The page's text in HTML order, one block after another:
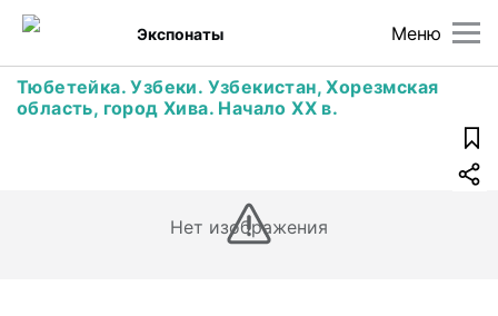
Меню
Экспонаты
Тюбетейка. Узбеки. Узбекистан, Хорезмская
область, город Хива. Начало XX в.
Нет изображения